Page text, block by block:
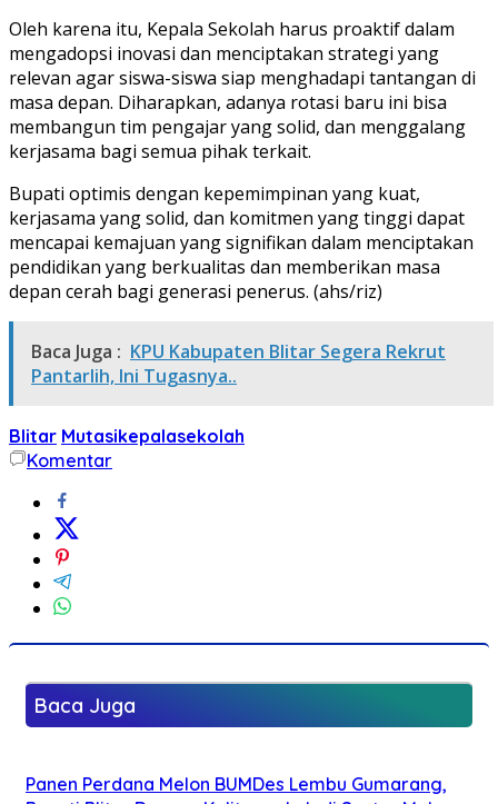
Oleh karena itu, Kepala Sekolah harus proaktif dalam
mengadopsi inovasi dan menciptakan strategi yang
relevan agar siswa-siswa siap menghadapi tantangan di
masa depan. Diharapkan, adanya rotasi baru ini bisa
membangun tim pengajar yang solid, dan menggalang
kerjasama bagi semua pihak terkait.
Bupati optimis dengan kepemimpinan yang kuat,
kerjasama yang solid, dan komitmen yang tinggi dapat
mencapai kemajuan yang signifikan dalam menciptakan
pendidikan yang berkualitas dan memberikan masa
depan cerah bagi generasi penerus. (ahs/riz)
Baca Juga : KPU Kabupaten Blitar Segera Rekrut
Pantarlih, Ini Tugasnya..
Blitar Mutasikepalasekolah
Komentar
Baca Juga
Panen Perdana Melon BUMDes Lembu Gumarang,